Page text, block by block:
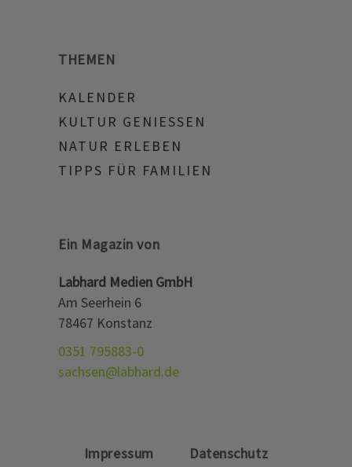
THEMEN
KALENDER
KULTUR GENIESSEN
NATUR ERLEBEN
TIPPS FÜR FAMILIEN
Ein Magazin von
Labhard Medien GmbH
Am Seerhein 6
78467 Konstanz
0351 795883-0
sachsen@labhard.de
Impressum Datenschutz